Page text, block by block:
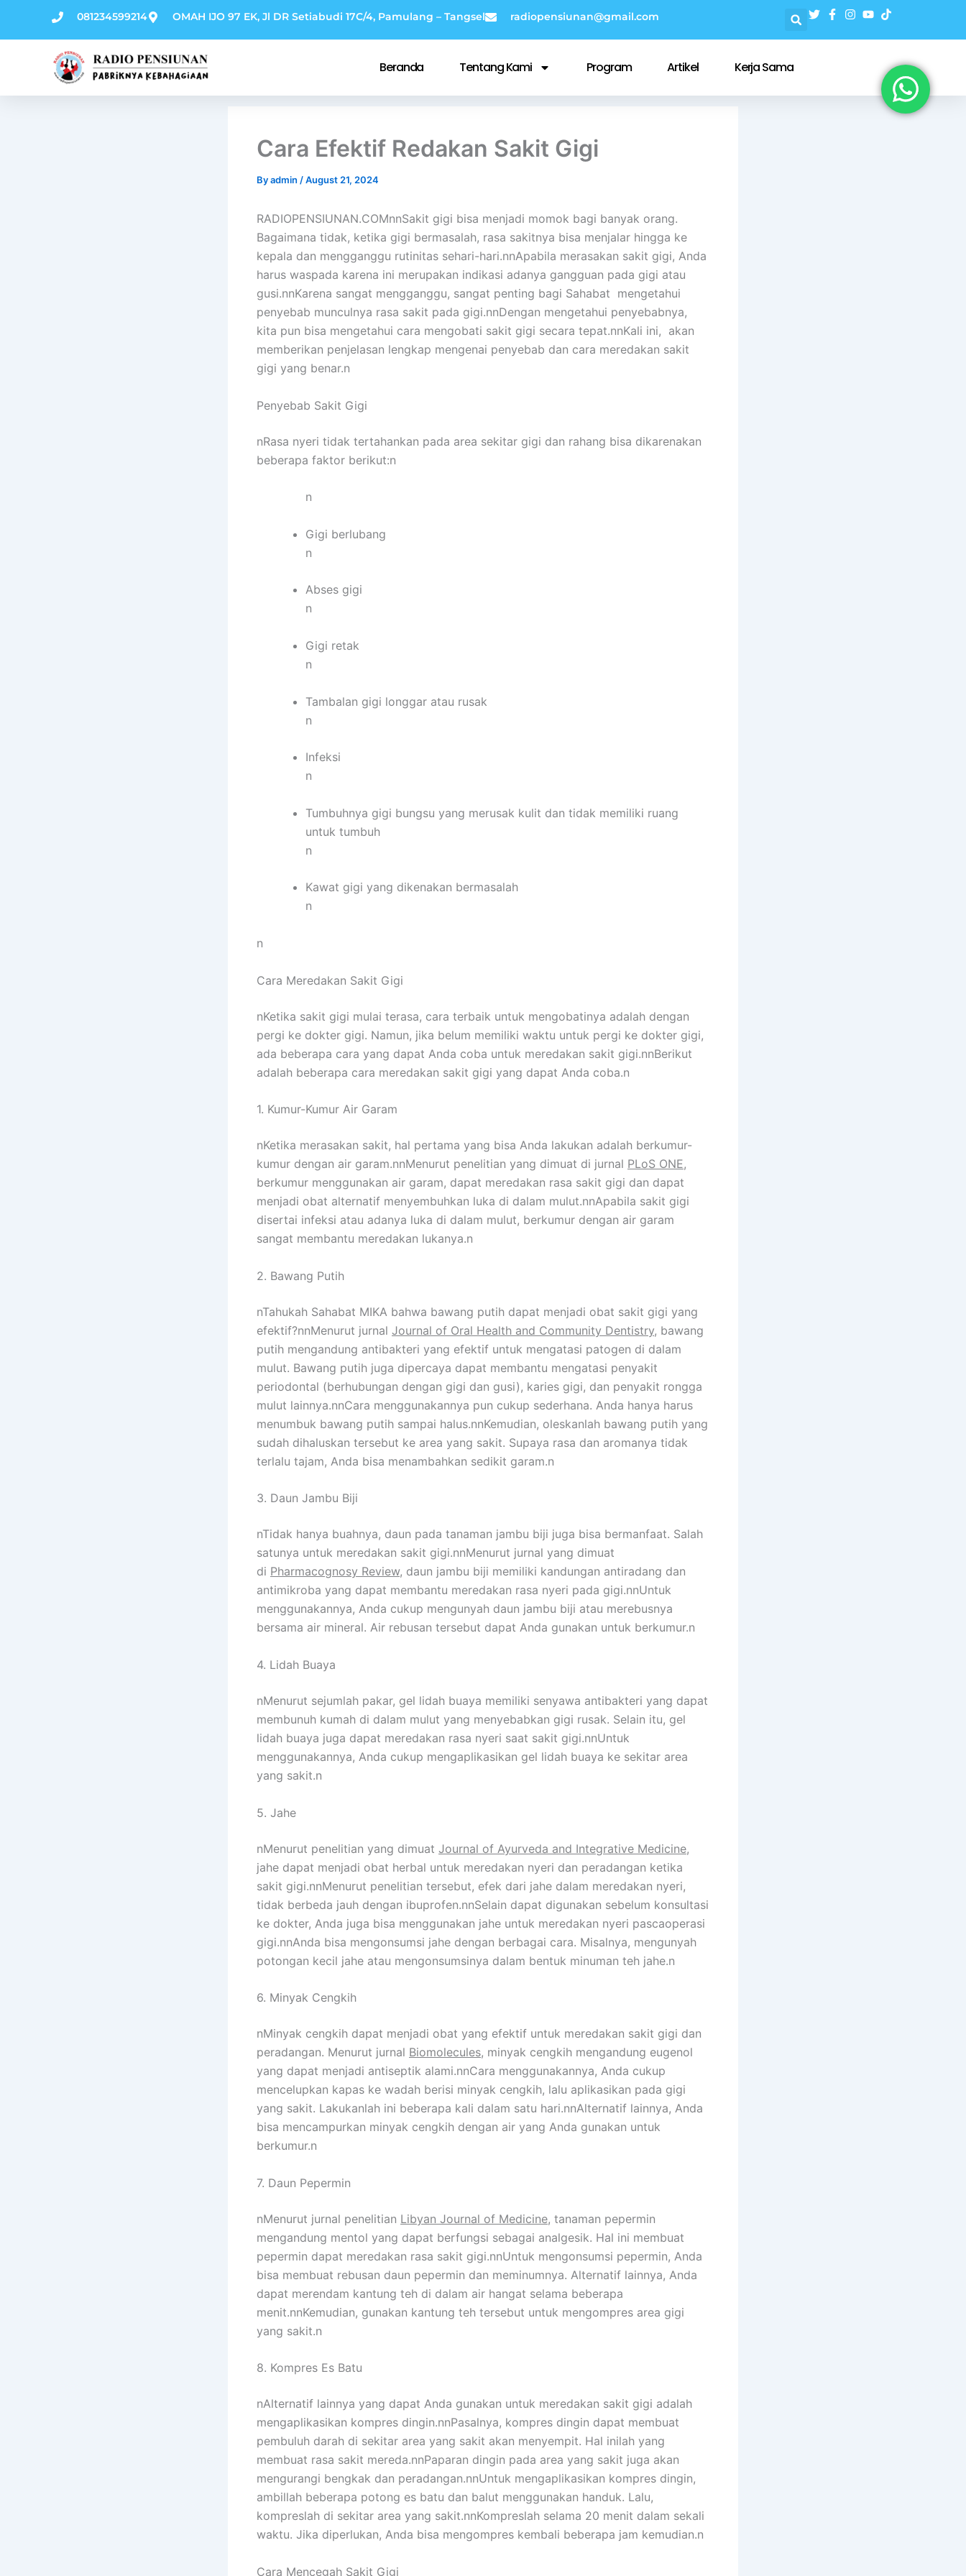
081234599214 OMAH IJO 97 EK, Jl DR Setiabudi 17C/4, Pamulang – Tangsel radiopensiunan@gmail.com
Beranda Tentang Kami Program Artikel Kerja Sama
Cara Efektif Redakan Sakit Gigi
Byadmin /August 21, 2024
RADIOPENSIUNAN.COMnnSakit gigi bisa menjadi momok bagi banyak orang.
Bagaimana tidak, ketika gigi bermasalah, rasa sakitnya bisa menjalar hingga ke
kepala dan mengganggu rutinitas sehari-hari.nnApabila merasakan sakit gigi, Anda
harus waspada karena ini merupakan indikasi adanya gangguan pada gigi atau
gusi.nnKarena sangat mengganggu, sangat penting bagi Sahabat mengetahui
penyebab munculnya rasa sakit pada gigi.nnDengan mengetahui penyebabnya,
kita pun bisa mengetahui cara mengobati sakit gigi secara tepat.nnKali ini, akan
memberikan penjelasan lengkap mengenai penyebab dan cara meredakan sakit
gigi yang benar.n
Penyebab Sakit Gigi
nRasa nyeri tidak tertahankan pada area sekitar gigi dan rahang bisa dikarenakan
beberapa faktor berikut:n
n
Gigi berlubang
n
Abses gigi
n
Gigi retak
n
Tambalan gigi longgar atau rusak
n
Infeksi
n
Tumbuhnya gigi bungsu yang merusak kulit dan tidak memiliki ruang
untuk tumbuh
n
Kawat gigi yang dikenakan bermasalah
n
n
Cara Meredakan Sakit Gigi
nKetika sakit gigi mulai terasa, cara terbaik untuk mengobatinya adalah dengan
pergi ke dokter gigi. Namun, jika belum memiliki waktu untuk pergi ke dokter gigi,
ada beberapa cara yang dapat Anda coba untuk meredakan sakit gigi.nnBerikut
adalah beberapa cara meredakan sakit gigi yang dapat Anda coba.n
1. Kumur-Kumur Air Garam
nKetika merasakan sakit, hal pertama yang bisa Anda lakukan adalah berkumur-
kumur dengan air garam.nnMenurut penelitian yang dimuat di jurnal PLoS ONE,
berkumur menggunakan air garam, dapat meredakan rasa sakit gigi dan dapat
menjadi obat alternatif menyembuhkan luka di dalam mulut.nnApabila sakit gigi
disertai infeksi atau adanya luka di dalam mulut, berkumur dengan air garam
sangat membantu meredakan lukanya.n
2. Bawang Putih
nTahukah Sahabat MIKA bahwa bawang putih dapat menjadi obat sakit gigi yang
efektif?nnMenurut jurnal Journal of Oral Health and Community Dentistry, bawang
putih mengandung antibakteri yang efektif untuk mengatasi patogen di dalam
mulut. Bawang putih juga dipercaya dapat membantu mengatasi penyakit
periodontal (berhubungan dengan gigi dan gusi), karies gigi, dan penyakit rongga
mulut lainnya.nnCara menggunakannya pun cukup sederhana. Anda hanya harus
menumbuk bawang putih sampai halus.nnKemudian, oleskanlah bawang putih yang
sudah dihaluskan tersebut ke area yang sakit. Supaya rasa dan aromanya tidak
terlalu tajam, Anda bisa menambahkan sedikit garam.n
3. Daun Jambu Biji
nTidak hanya buahnya, daun pada tanaman jambu biji juga bisa bermanfaat. Salah
satunya untuk meredakan sakit gigi.nnMenurut jurnal yang dimuat
di Pharmacognosy Review, daun jambu biji memiliki kandungan antiradang dan
antimikroba yang dapat membantu meredakan rasa nyeri pada gigi.nnUntuk
menggunakannya, Anda cukup mengunyah daun jambu biji atau merebusnya
bersama air mineral. Air rebusan tersebut dapat Anda gunakan untuk berkumur.n
4. Lidah Buaya
nMenurut sejumlah pakar, gel lidah buaya memiliki senyawa antibakteri yang dapat
membunuh kumah di dalam mulut yang menyebabkan gigi rusak. Selain itu, gel
lidah buaya juga dapat meredakan rasa nyeri saat sakit gigi.nnUntuk
menggunakannya, Anda cukup mengaplikasikan gel lidah buaya ke sekitar area
yang sakit.n
5. Jahe
nMenurut penelitian yang dimuat Journal of Ayurveda and Integrative Medicine,
jahe dapat menjadi obat herbal untuk meredakan nyeri dan peradangan ketika
sakit gigi.nnMenurut penelitian tersebut, efek dari jahe dalam meredakan nyeri,
tidak berbeda jauh dengan ibuprofen.nnSelain dapat digunakan sebelum konsultasi
ke dokter, Anda juga bisa menggunakan jahe untuk meredakan nyeri pascaoperasi
gigi.nnAnda bisa mengonsumsi jahe dengan berbagai cara. Misalnya, mengunyah
potongan kecil jahe atau mengonsumsinya dalam bentuk minuman teh jahe.n
6. Minyak Cengkih
nMinyak cengkih dapat menjadi obat yang efektif untuk meredakan sakit gigi dan
peradangan. Menurut jurnal Biomolecules, minyak cengkih mengandung eugenol
yang dapat menjadi antiseptik alami.nnCara menggunakannya, Anda cukup
mencelupkan kapas ke wadah berisi minyak cengkih, lalu aplikasikan pada gigi
yang sakit. Lakukanlah ini beberapa kali dalam satu hari.nnAlternatif lainnya, Anda
bisa mencampurkan minyak cengkih dengan air yang Anda gunakan untuk
berkumur.n
7. Daun Pepermin
nMenurut jurnal penelitian Libyan Journal of Medicine, tanaman pepermin
mengandung mentol yang dapat berfungsi sebagai analgesik. Hal ini membuat
pepermin dapat meredakan rasa sakit gigi.nnUntuk mengonsumsi pepermin, Anda
bisa membuat rebusan daun pepermin dan meminumnya. Alternatif lainnya, Anda
dapat merendam kantung teh di dalam air hangat selama beberapa
menit.nnKemudian, gunakan kantung teh tersebut untuk mengompres area gigi
yang sakit.n
8. Kompres Es Batu
nAlternatif lainnya yang dapat Anda gunakan untuk meredakan sakit gigi adalah
mengaplikasikan kompres dingin.nnPasalnya, kompres dingin dapat membuat
pembuluh darah di sekitar area yang sakit akan menyempit. Hal inilah yang
membuat rasa sakit mereda.nnPaparan dingin pada area yang sakit juga akan
mengurangi bengkak dan peradangan.nnUntuk mengaplikasikan kompres dingin,
ambillah beberapa potong es batu dan balut menggunakan handuk. Lalu,
kompreslah di sekitar area yang sakit.nnKompreslah selama 20 menit dalam sekali
waktu. Jika diperlukan, Anda bisa mengompres kembali beberapa jam kemudian.n
Cara Mencegah Sakit Gigi